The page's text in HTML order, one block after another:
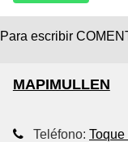
Para escribir
MAPIMULLEN
Teléfono: